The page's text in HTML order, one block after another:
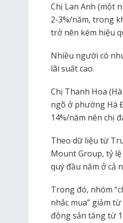
Chị Lan Anh (một
2-3%/năm, trong
trở nên kém hiệu
Nhiều người có
lãi suất cao.
Chị Thanh Hoa
ngõ ở phường Hà
14%/năm nên chị
Theo dữ liệu từ
Mount Group, tỷ
quý đầu năm ở cả
Trong đó, nhóm
nhắc mua” giảm
động sản tăng từ